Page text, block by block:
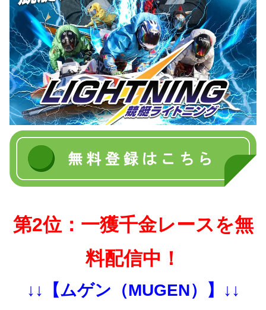
第2位：一獲千金レースを無
料配信中！
↓↓【ムゲン（MUGEN）】↓↓